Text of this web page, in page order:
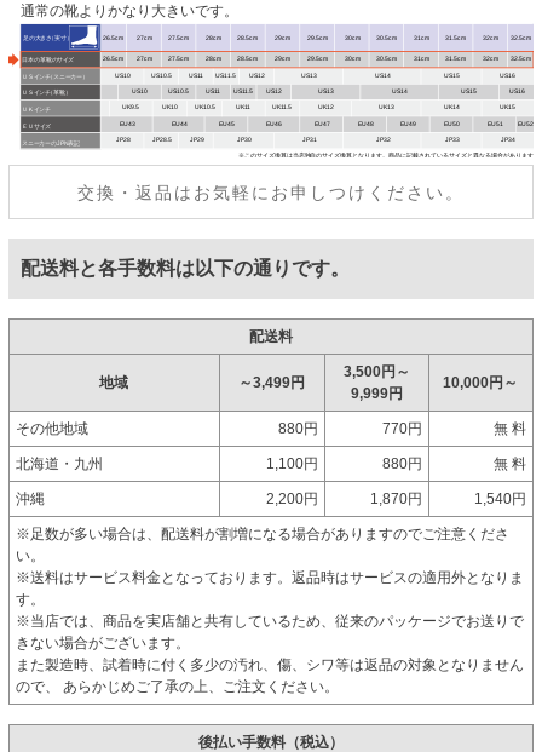
交換・返品はお気軽にお申しつけください。
通常の靴よりかなり大きいです。
配送料と各手数料は以下の通りです。
配送料
地域 ～3,499円
3,500円～
9,999円
10,000円～
その他地域 880円 770円 無 料
北海道・九州 1,100円 880円 無 料
沖縄 2,200円 1,870円 1,540円
※足数が多い場合は、配送料が割増になる場合がありますのでご注意くださ
い。
※送料はサービス料金となっております。返品時はサービスの適用外となりま
す。
※当店では、商品を実店舗と共有しているため、従来のパッケージでお送りで
きない場合がございます。
また製造時、試着時に付く多少の汚れ、傷、シワ等は返品の対象となりません
ので、 あらかじめご了承の上、ご注文ください。
後払い手数料（税込）